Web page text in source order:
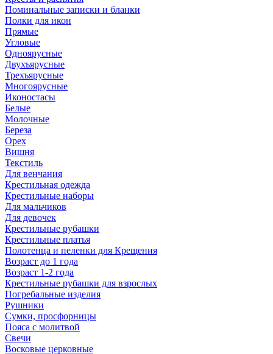
Поминальные записки и бланки
Полки для икон
Прямые
Угловые
Одноярусные
Двухъярусные
Трехъярусные
Многоярусные
Иконостасы
Белые
Молочные
Береза
Орех
Вишня
Текстиль
Для венчания
Крестильная одежда
Крестильные наборы
Для мальчиков
Для девочек
Крестильные рубашки
Крестильные платья
Полотенца и пеленки для Крещения
Возраст до 1 года
Возраст 1-2 года
Крестильные рубашки для взрослых
Погребальные изделия
Рушники
Сумки, просфорницы
Пояса с молитвой
Свечи
Восковые церковные